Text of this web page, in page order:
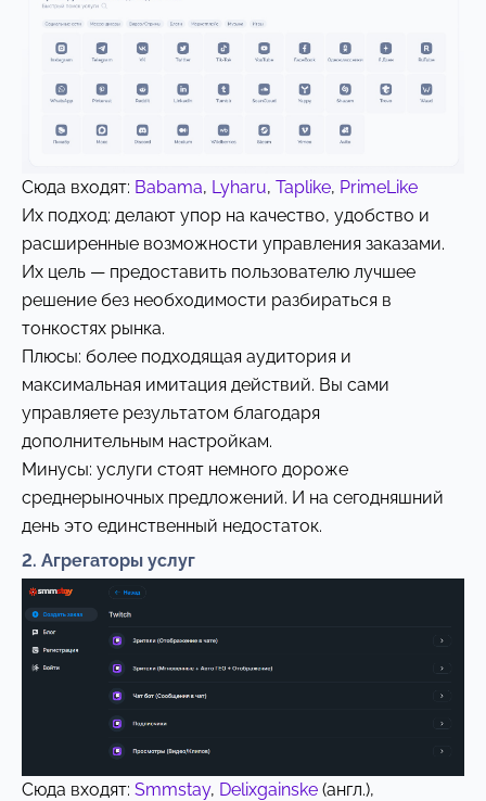
Сюда входят: Babama, Lyharu, Taplike, PrimeLike
Их подход: делают упор на качество, удобство и
расширенные возможности управления заказами.
Их цель — предоставить пользователю лучшее
решение без необходимости разбираться в
тонкостях рынка.
Плюсы: более подходящая аудитория и
максимальная имитация действий. Вы сами
управляете результатом благодаря
дополнительным настройкам.
Минусы: услуги стоят немного дороже
среднерыночных предложений. И на сегодняшний
день это единственный недостаток.
2. Агрегаторы услуг
Сюда входят: Smmstay, Delixgainske (англ.),